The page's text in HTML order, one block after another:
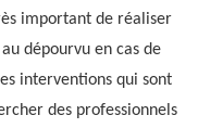
important de réaliser
dépourvu en cas de
interventions qui sont
des professionnels